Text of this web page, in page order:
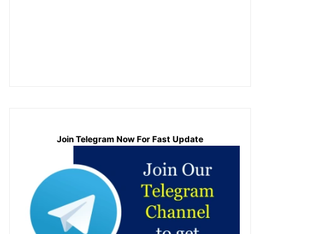
Join Telegram Now For Fast Update